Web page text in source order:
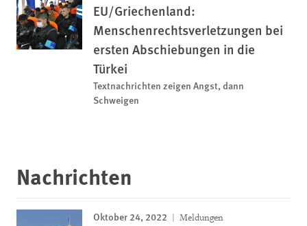
EU/Griechenland:
Menschenrechtsverletzungen bei
ersten Abschiebungen in die
Türkei
Textnachrichten zeigen Angst, dann
Schweigen
Nachrichten
Oktober 24, 2022 Meldungen